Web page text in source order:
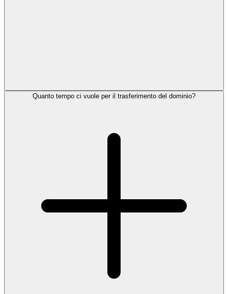
Quanto tempo ci vuole per il trasferimento del dominio?